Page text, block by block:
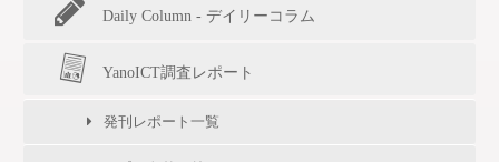
Daily Column - デイリーコラム
YanoICT調査レポート
発刊レポート一覧